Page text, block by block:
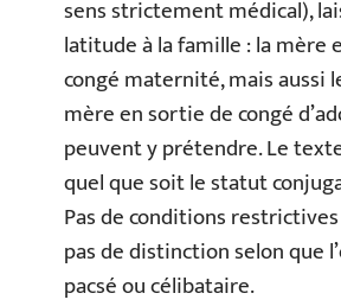
sens strictement médical),
latitude à la famille : la mère
congé maternité, mais aussi
mère en sortie de congé
peuvent y prétendre. Le
quel que soit le statut
Pas de conditions
pas de distinction selon que
pacsé ou célibataire.